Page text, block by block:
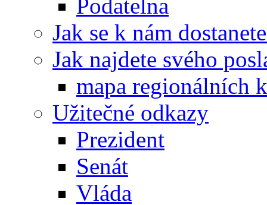
Podatelna
Jak se k nám
Jak najdete svého
mapa regionálních
Užitečné odkazy
Prezident
Senát
Vláda